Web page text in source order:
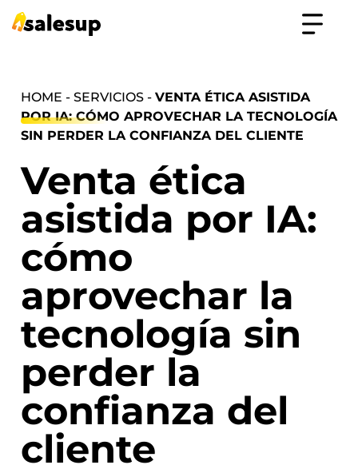
HOME - SERVICIOS - VENTA ÉTICA ASISTIDA
POR IA: CÓMO APROVECHAR LA TECNOLOGÍA
SIN PERDER LA CONFIANZA DEL CLIENTE
Venta ética
asistida por IA:
cómo
aprovechar la
tecnología sin
perder la
confianza del
cliente